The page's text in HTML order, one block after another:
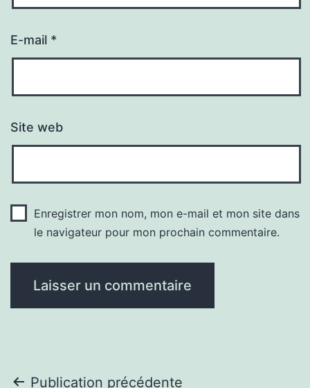
E-mail *
Site web
Enregistrer mon nom, mon e-mail et mon site dans
le navigateur pour mon prochain commentaire.
Publication précédente